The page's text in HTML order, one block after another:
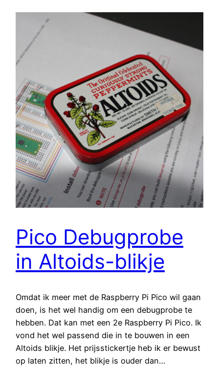
Pico Debugprobe
in Altoids-blikje
Omdat ik meer met de Raspberry Pi Pico wil gaan
doen, is het wel handig om een debugprobe te
hebben. Dat kan met een 2e Raspberry Pi Pico. Ik
vond het wel passend die in te bouwen in een
Altoids blikje. Het prijsstickertje heb ik er bewust
op laten zitten, het blikje is ouder dan…